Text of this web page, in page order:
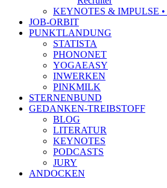
KEYNOTES & IMPULSE •
JOB-ORBIT
PUNKTLANDUNG
STATISTA
PHONONET
YOGAEASY
INWERKEN
PINKMILK
STERNENBUND
GEDANKEN-TREIBSTOFF
BLOG
LITERATUR
KEYNOTES
PODCASTS
JURY
ANDOCKEN